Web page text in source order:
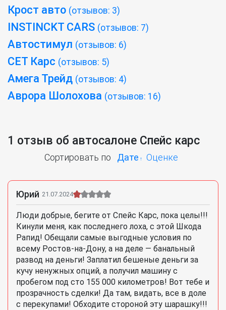
Крост авто (отзывов: 3)
INSTINCKT CARS (отзывов: 7)
Автостимул (отзывов: 6)
СЕТ Карс (отзывов: 5)
Амега Трейд (отзывов: 4)
Аврора Шолохова (отзывов: 16)
1 отзыв об автосалоне Спейс карс
Сортировать по Дате Оценке
Юрий 21.07.2024
Люди добрые, бегите от Спейс Карс, пока целы!!!
Кинули меня, как последнего лоха, с этой Шкода
Рапид! Обещали самые выгодные условия по
всему Ростов-на-Дону, а на деле — банальный
развод на деньги! Заплатил бешеные деньги за
кучу ненужных опций, а получил машину с
пробегом под сто 155 000 километров! Вот тебе и
прозрачность сделки! Да там, видать, все в доле
с перекупами! Обходите стороной эту шарашку!!!